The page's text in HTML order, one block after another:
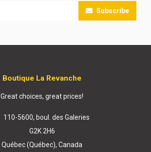
Subscribe
Boutique La Revanche
Great choices, great prices!
110-5600, boul. des Galeries
G2K 2H6
Québec (Québec), Canada